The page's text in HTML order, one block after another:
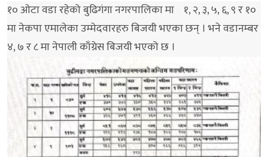
१० ओटा वडा रहेको बुढिगंगा नगरपालिका मा १, २, ३, ५, ६, ९ र १०
मा नेकपा एमालेका उम्मेदवारहरु बिजयी भएका छन् । भने वडानम्बर
४, ७ र ८ मा नेपाली काँग्रेस बिजयी भएको छ ।